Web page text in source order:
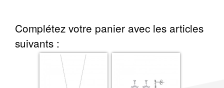
Complétez votre panier avec les articles
suivants :